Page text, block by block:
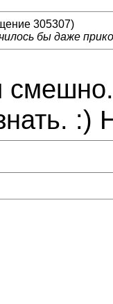
305307)
бы даже
:)